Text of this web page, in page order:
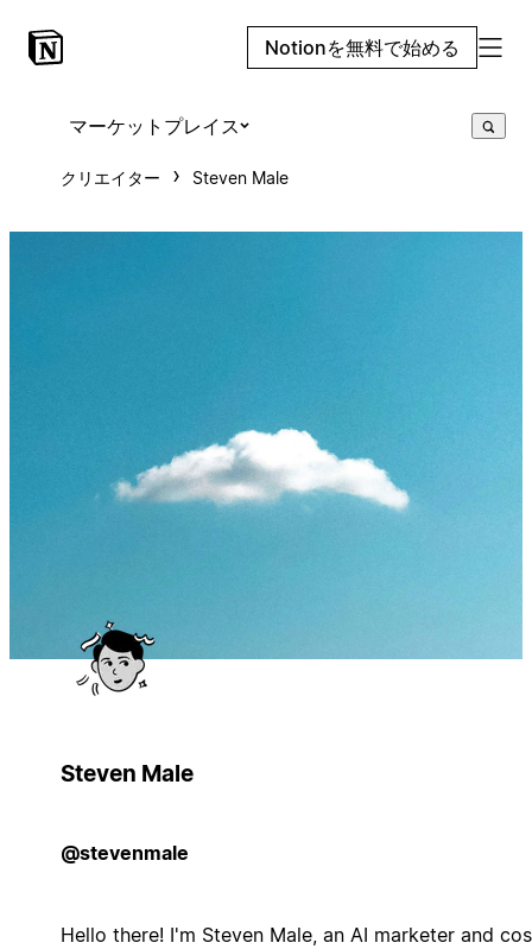
Notionを無料で始める
マーケットプレイス
クリエイター Steven Male
Steven Male
@stevenmale
Hello there! I'm Steven Male, an AI marketer and